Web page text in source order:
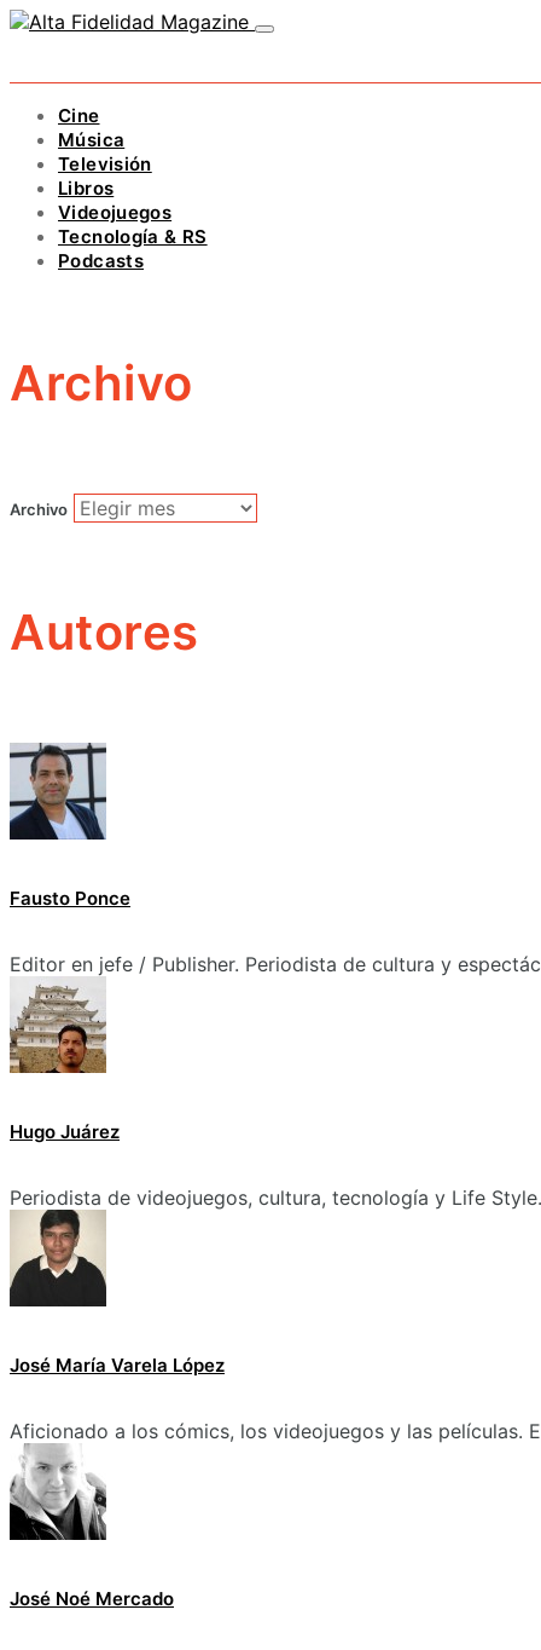
Cine
Música
Televisión
Libros
Videojuegos
Tecnología & RS
Podcasts
Archivo
Archivo
Autores
Fausto Ponce
Editor en jefe / Publisher. Periodista de cultura y
Hugo Juárez
Periodista de videojuegos, cultura, tecnología y Life Style.
José María Varela López
Aficionado a los cómics, los videojuegos y las películas.
José Noé Mercado